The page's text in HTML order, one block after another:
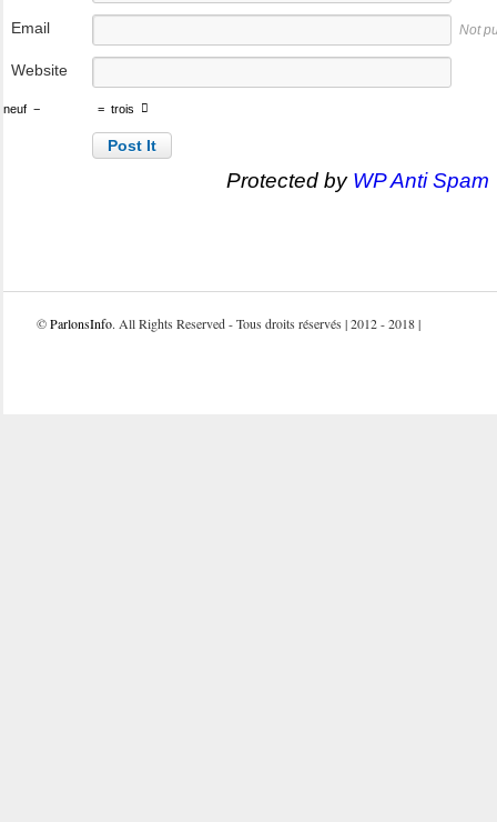
Email Not
Website
neuf − = trois
Protected by WP Anti Spam
©ParlonsInfo. All Rights Reserved - Tous droits réservés | 2012 - 2018 |